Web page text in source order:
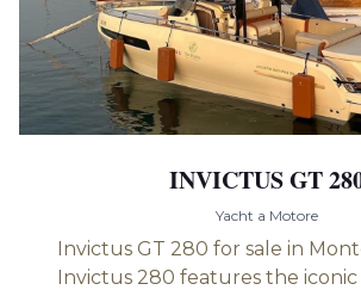
INVICTUS GT
Yacht a Motore
Invictus GT 280 for sale in
Invictus 280 features the